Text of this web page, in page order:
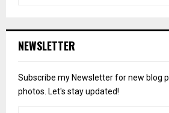
h
o
r
NEWSLETTER
Subscribe my Newsletter for new blog
photos. Let's stay updated!